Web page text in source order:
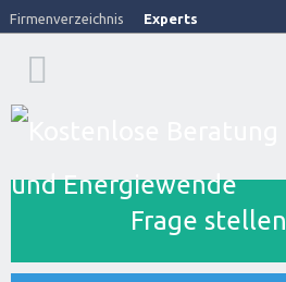
Firmenverzeichnis Experts
Frage stellen